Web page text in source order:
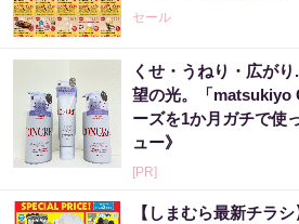
セール
くせ・うねり・広が
望の光。「matsukiyo
ーズを1か月ガチで使
ュー》
[PR]
【しまむら最新チラ